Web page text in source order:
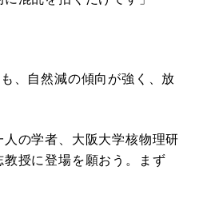
、自然減の傾向が強く、放
の学者、大阪大学核物理研
授に登場を願おう。まず